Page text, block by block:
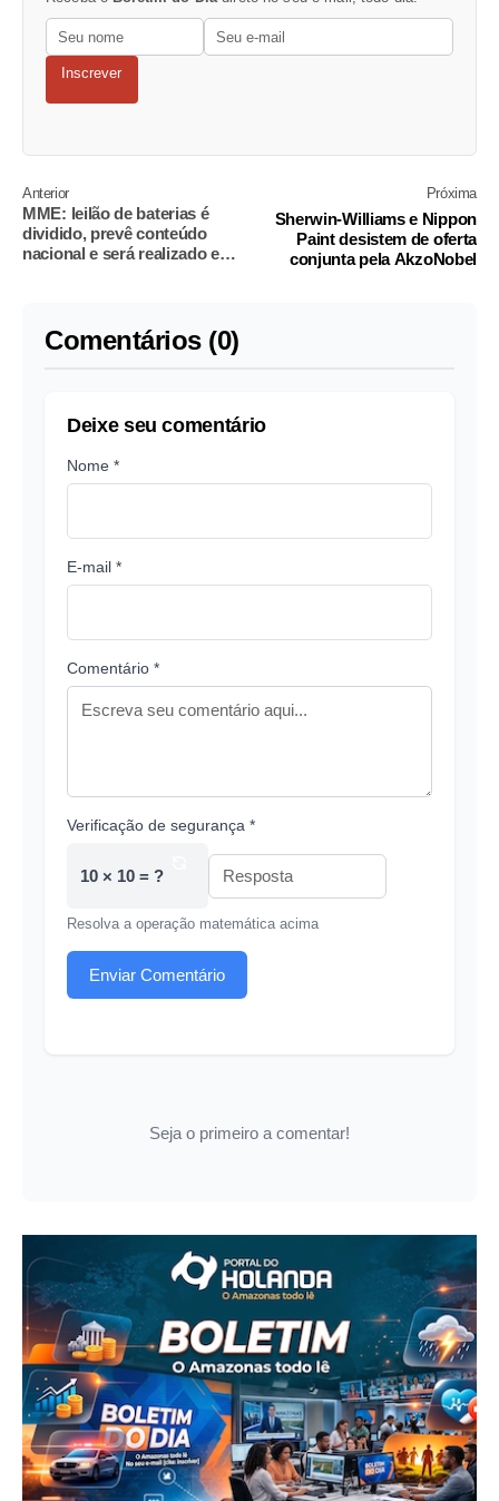
Inscrever
Anterior
MME: leilão de baterias é
dividido, prevê conteúdo
nacional e será realizado em
Próxima
Sherwin-Williams e Nippon
Paint desistem de oferta
conjunta pela AkzoNobel
Comentários (0)
Deixe seu comentário
Nome *
E-mail *
Comentário *
Verificação de segurança *
10 × 10 = ?
Resolva a operação matemática acima
Enviar Comentário
Seja o primeiro a comentar!